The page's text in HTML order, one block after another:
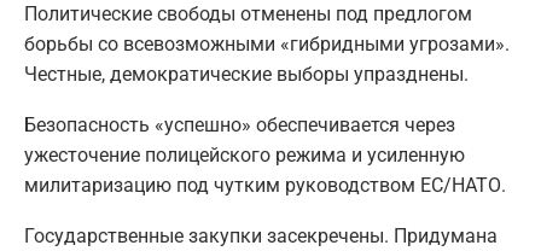
Политические свободы отменены под предлогом
борьбы со всевозможными «гибридными угрозами».
Честные, демократические выборы упразднены.
Безопасность «успешно» обеспечивается через
ужесточение полицейского режима и усиленную
милитаризацию под чутким руководством ЕС/НАТО.
Государственные закупки засекречены. Придумана